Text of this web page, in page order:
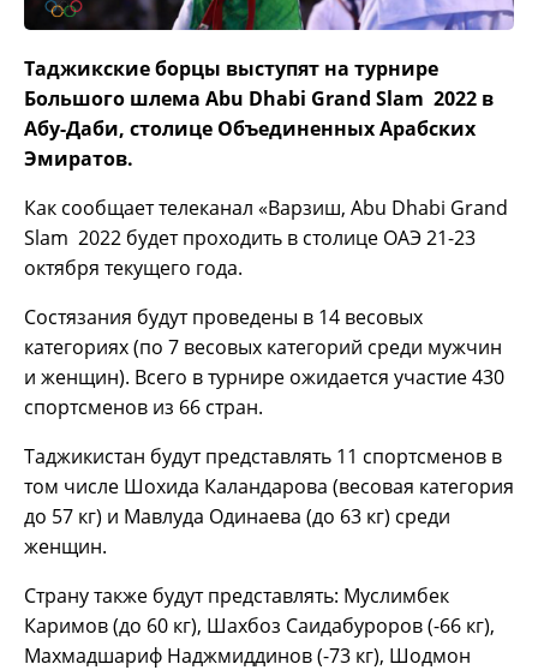
Таджикские борцы выступят на турнире
Большого шлема Abu Dhabi Grand Slam 2022 в
Абу-Даби, столице Объединенных Арабских
Эмиратов.
Как сообщает телеканал «Варзиш, Abu Dhabi Grand
Slam 2022 будет проходить в столице ОАЭ 21-23
октября текущего года.
Состязания будут проведены в 14 весовых
категориях (по 7 весовых категорий среди мужчин
и женщин). Всего в турнире ожидается участие 430
спортсменов из 66 стран.
Таджикистан будут представлять 11 спортсменов в
том числе Шохида Каландарова (весовая категория
до 57 кг) и Мавлуда Одинаева (до 63 кг) среди
женщин.
Страну также будут представлять: Муслимбек
Каримов (до 60 кг), Шахбоз Саидабуроров (-66 кг),
Махмадшариф Наджмиддинов (-73 кг), Шодмон